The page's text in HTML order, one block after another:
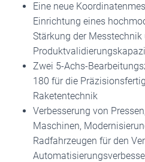
Eine neue
Einrichtung eines
Stärkung der Messtechnik
Zwei 5-Achs-
180 für die
Raketentechnik
Verbesserung von
Maschinen,
Radfahrzeugen für den